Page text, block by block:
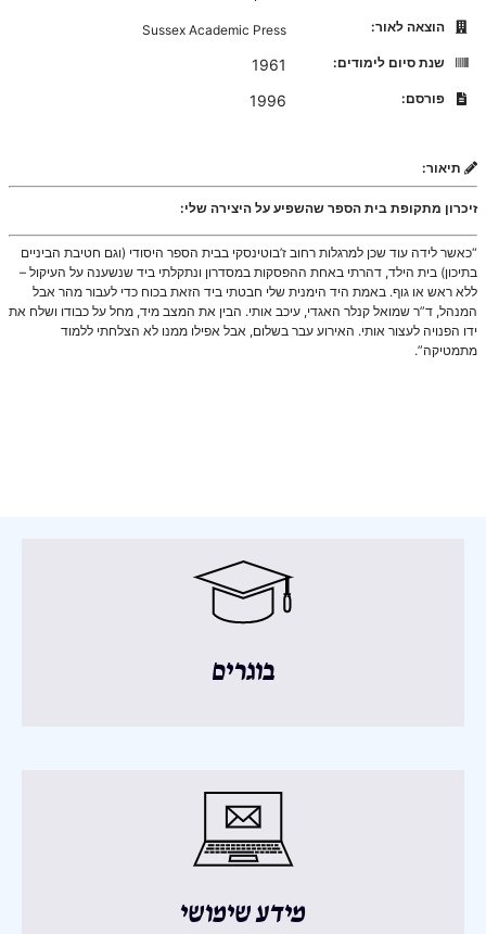
הוצאה לאור:
Sussex Academic Press
שנת סיום לימודים:
1961
פורסם: 1996
תיאור:
זיכרון מתקופת בית הספר שהשפיע על היצירה שלי:
“כאשר לידה עוד שכן למרגלות רחוב ז’בוטינסקי בבית הספר היסודי (וגם חטיבת הביניים
בתיכון) בית הילד, דהרתי באחת ההפסקות במסדרון ונתקלתי ביד שנשענה על העיקול –
ללא ראש או גוף. באמת היד הימנית שלי חבטתי ביד הזאת בכוח כדי לעבור מהר אבל
המנהל, ד”ר שמואל קנלר האגדי, עיכב אותי. הבין את המצב מיד, מחל על כבודו ושלח את
ידו הפנויה לעצור אותי. האירוע עבר בשלום, אבל אפילו ממנו לא הצלחתי ללמוד
מתמטיקה”.
בוגרים
מידע שימושי